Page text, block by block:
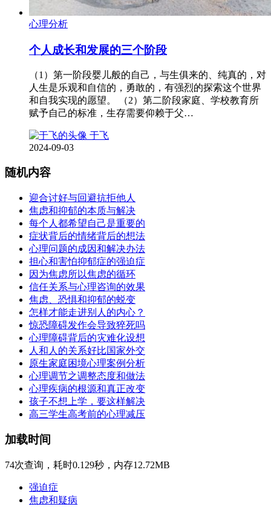
心理分析
个人成长和发展的三个阶段
（1）第一阶段婴儿般的自己，与生俱来的、纯真的，对
人生是乐观和自信的，勇敢的，有强烈的探索这个世界
和自我实现的愿望。 （2）第二阶段家庭、学校教育所
赋予自己的标准，生存需要仰赖于父…
于飞
2024-09-03
随机内容
迎合讨好与回避抗拒他人
焦虑和抑郁的本质与解决
每个人都希望自己是重要的
症状背后的情绪背后的想法
心理问题的成因和解决办法
担心和害怕抑郁症的强迫症
因为焦虑所以焦虑的循环
信任关系与心理咨询的效果
焦虑、恐惧和抑郁的蜕变
怎样才能走进别人的内心？
惊恐障碍发作会导致猝死吗
心理障碍背后的灾难化设想
人和人的关系好比国家外交
原生家庭困境心理案例分析
心理调节之调整态度和做法
心理疾病的根源和真正改变
孩子不想上学，要这样解决
高三学生高考前的心理减压
加载时间
74次查询，耗时0.129秒，内存12.72MB
强迫症
焦虑和疑病